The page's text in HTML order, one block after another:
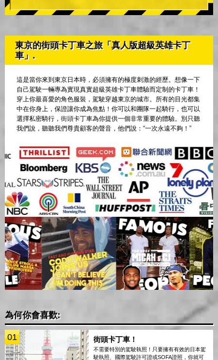
東京的街頭卡丁車之旅「真人版超級英雄卡丁
車」.
這是當你來到東京日本時，必須擁有的極度刺激的經歷。想像一下
自己駕駛一輛專為實現真實超級英雄卡丁車體驗而定制的卡丁車！
穿上你最喜愛的角色服裝，駕駛穿越東京的城市。所有的目光都集
中在你身上，保證讓你成為焦點！你可以和團隊一起騎行，也可以
選擇私密騎行，街頭卡丁車為你提供一個非常重要的體驗。別只聽
我們說，聽聽我們尊貴顧客的聲音，他們說：“一次永遠不夠！”
為何你會喜歡:
01 街頭卡丁車！
不需要特別的駕駛執照！只要擁有有效的日本駕
駛執照、國際駕駛許可證或SOFA證照，你就可